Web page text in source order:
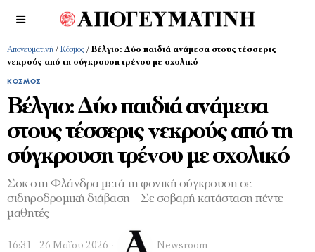
Απογευματινή / Κόσμος / Βέλγιο: Δύο παιδιά ανάμεσα στους τέσσερις
νεκρούς από τη σύγκρουση τρένου με σχολικό
ΚΌΣΜΟΣ
Βέλγιο: Δύο παιδιά ανάμεσα
στους τέσσερις νεκρούς από τη
σύγκρουση τρένου με σχολικό
Σοκ στη Φλάνδρα μετά τη φονική σύγκρουση σε
σιδηροδρομική διάβαση – Σε σοβαρή κατάσταση πέντε
μαθητές
16:31 - 26 Μαΐου 2026 Newsroom